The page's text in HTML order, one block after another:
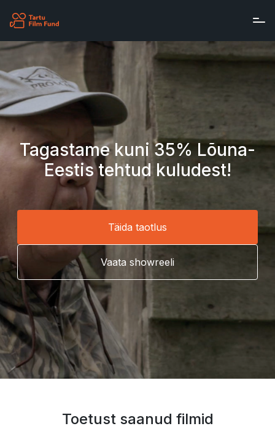
Tagastame kuni 35% Lõuna-
Eestis tehtud kuludest!
Täida taotlus
Vaata showreeli
Toetust saanud filmid